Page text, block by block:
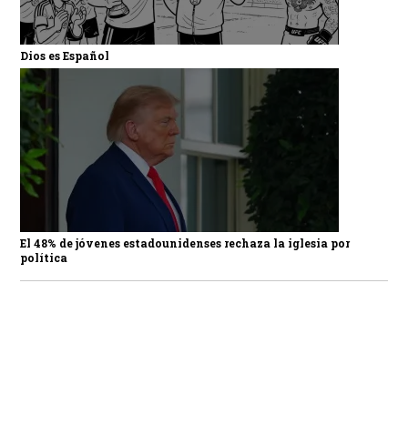
Dios es Español
El 48% de jóvenes estadounidenses rechaza la iglesia por
política